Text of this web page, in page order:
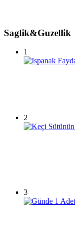
Saglik&Guzellik
1
2
3